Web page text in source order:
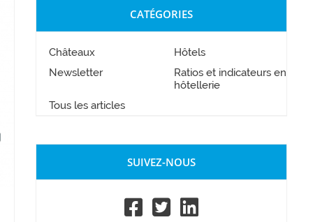
CATÉGORIES
Châteaux
Hôtels
Newsletter
Ratios et indicateurs en
hôtellerie
Tous les articles
SUIVEZ-NOUS